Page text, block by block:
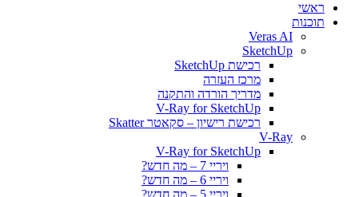
ראשי
תוכנות
Veras AI
SketchUp
רכישת SketchUp
מרכז העזרה
מדריך הורדה והתקנה
V-Ray for SketchUp
רכישת רישיון – סקאטר Skatter
V-Ray
V-Ray for SketchUp
ויריי 7 – מה חדש?
ויריי 6 – מה חדש?
ויריי 5 – מה חדש?